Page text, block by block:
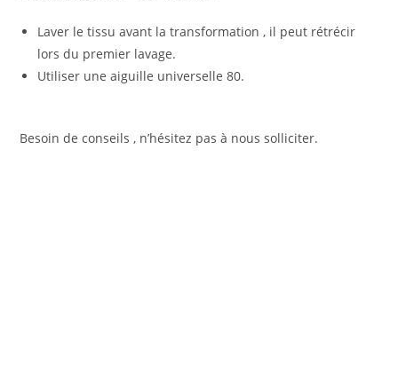
Laver le tissu avant la transformation , il peut rétrécir
lors du premier lavage.
Utiliser une aiguille universelle 80.
Besoin de conseils , n’hésitez pas à nous solliciter.